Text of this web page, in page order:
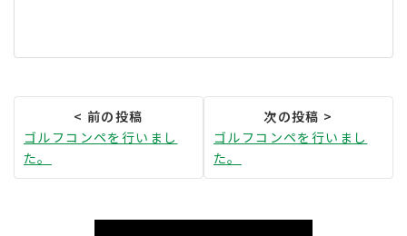
ゴルフコンペを行いまし
た。
ゴルフコンペを行いまし
た。